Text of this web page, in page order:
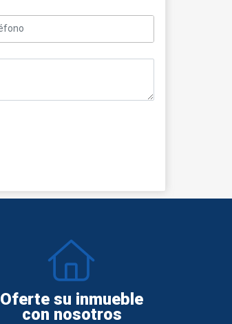
Oferte su inmueble
con nosotros